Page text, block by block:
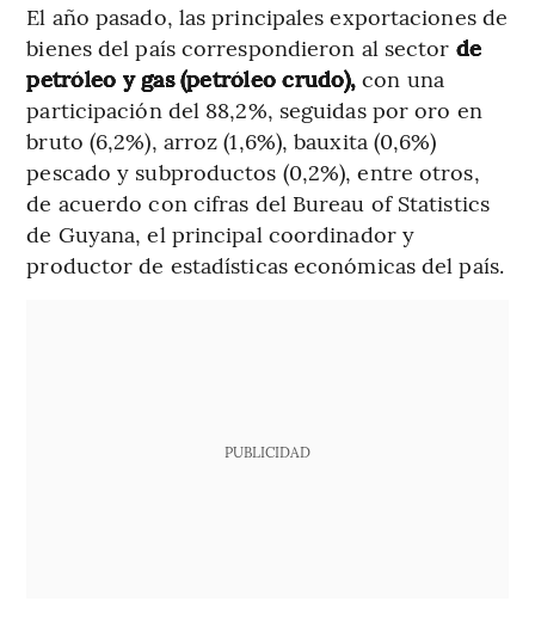
El año pasado, las principales exportaciones de
bienes del país correspondieron al sector de
petróleo y gas (petróleo crudo), con una
participación del 88,2%, seguidas por oro en
bruto (6,2%), arroz (1,6%), bauxita (0,6%)
pescado y subproductos (0,2%), entre otros,
de acuerdo con cifras del Bureau of Statistics
de Guyana, el principal coordinador y
productor de estadísticas económicas del país.
PUBLICIDAD